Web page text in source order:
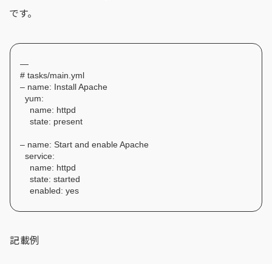
です。
—
# tasks/main.yml
– name: Install Apache
yum:
name: httpd
state: present
– name: Start and enable Apache
service:
name: httpd
state: started
enabled: yes
記載例